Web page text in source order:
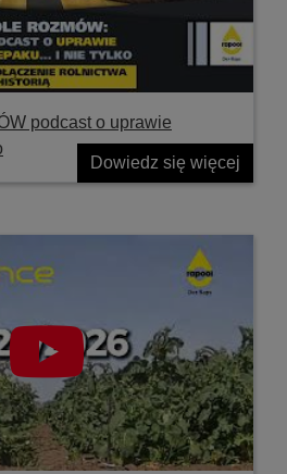
podcast o uprawie
Dowiedz się więcej